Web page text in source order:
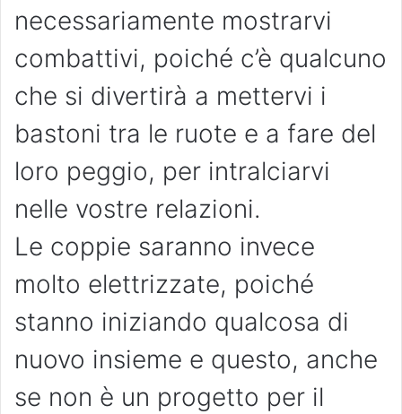
necessariamente mostrarvi
combattivi, poiché c’è qualcuno
che si divertirà a mettervi i
bastoni tra le ruote e a fare del
loro peggio, per intralciarvi
nelle vostre relazioni.
Le coppie saranno invece
molto elettrizzate, poiché
stanno iniziando qualcosa di
nuovo insieme e questo, anche
se non è un progetto per il